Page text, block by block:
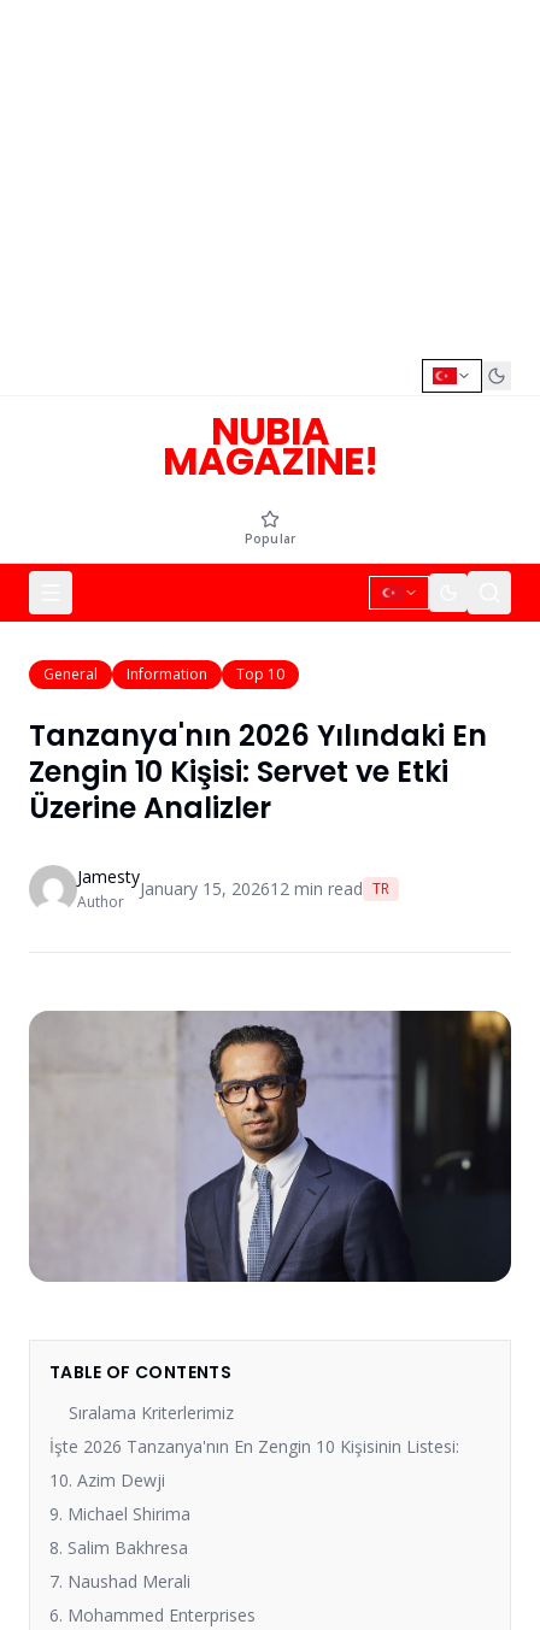
NUBIA
MAGAZINE!
Popular
General Information Top 10
Tanzanya'nın 2026 Yılındaki En
Zengin 10 Kişisi: Servet ve Etki
Üzerine Analizler
Jamesty
Author
January 15, 202612 min read TR
TABLE OF CONTENTS
Sıralama Kriterlerimiz
İşte 2026 Tanzanya'nın En Zengin 10 Kişisinin Listesi:
10. Azim Dewji
9. Michael Shirima
8. Salim Bakhresa
7. Naushad Merali
6. Mohammed Enterprises